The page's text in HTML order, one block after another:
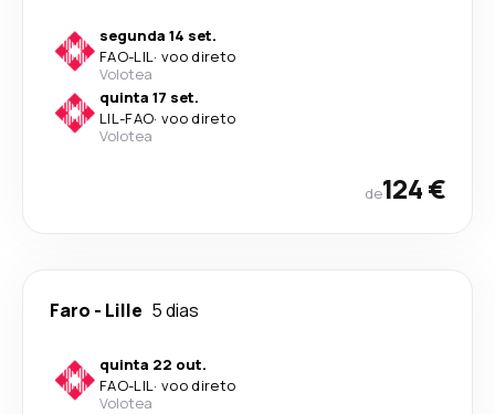
segunda 14 set.
FAO-LIL· voo direto
Volotea
quinta 17 set.
LIL-FAO· voo direto
Volotea
de124 €
Faro - Lille 5 dias
quinta 22 out.
FAO-LIL· voo direto
Volotea